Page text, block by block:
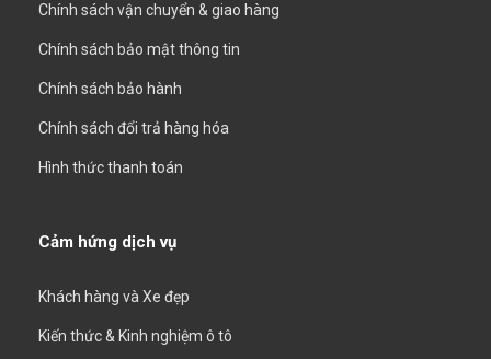
Chính sách vận chuyển & giao hàng
Chính sách bảo mật thông tin
Chính sách bảo hành
Chính sách đổi trả hàng hóa
Hình thức thanh toán
Cảm hứng dịch vụ
Khách hàng và Xe đẹp
Kiến thức & Kinh nghiệm ô tô